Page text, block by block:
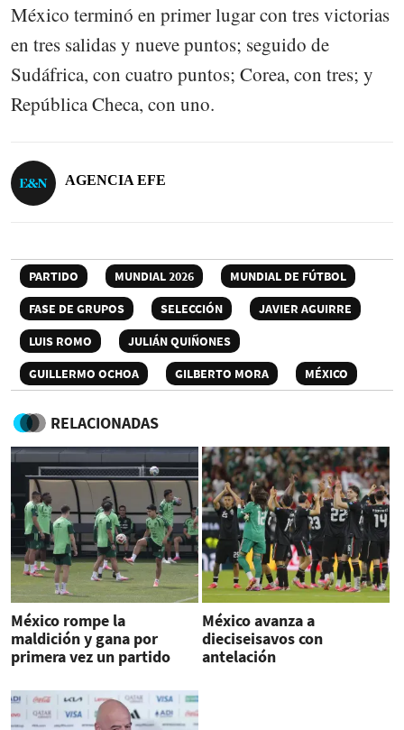
México terminó en primer lugar con tres victorias
en tres salidas y nueve puntos; seguido de
Sudáfrica, con cuatro puntos; Corea, con tres; y
República Checa, con uno.
AGENCIA EFE
PARTIDO MUNDIAL 2026
MUNDIAL DE FÚTBOL
FASE DE GRUPOS
SELECCIÓN
JAVIER AGUIRRE
LUIS ROMO
JULIÁN QUIÑONES
GUILLERMO OCHOA
GILBERTO MORA MÉXICO
RELACIONADAS
México rompe la
maldición y gana por
primera vez un partido
México avanza a
dieciseisavos con
antelación